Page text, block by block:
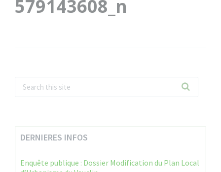
579143608_n
DERNIERES INFOS
Enquête publique : Dossier Modification du Plan Local